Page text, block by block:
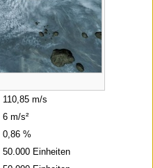
110,85 m/s
6 m/s²
0,86 %
50.000 Einheiten